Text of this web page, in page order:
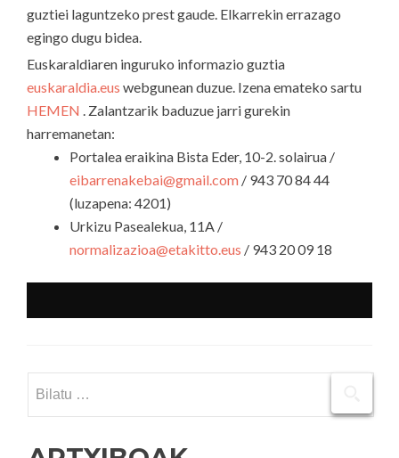
guztiei laguntzeko prest gaude. Elkarrekin errazago
egingo dugu bidea.
Euskaraldiaren inguruko informazio guztia
euskaraldia.eus webgunean duzue. Izena emateko sartu
HEMEN . Zalantzarik baduzue jarri gurekin
harremanetan:
Portalea eraikina Bista Eder, 10-2. solairua /
eibarrenakebai@gmail.com / 943 70 84 44
(luzapena: 4201)
Urkizu Pasealekua, 11A /
normalizazioa@etakitto.eus / 943 20 09 18